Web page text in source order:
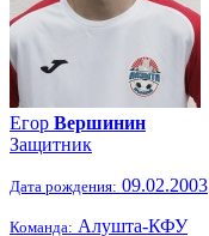
Егор Вершинин
Защитник
Дата рождения: 09.02.2003
Команда: Алушта-КФУ